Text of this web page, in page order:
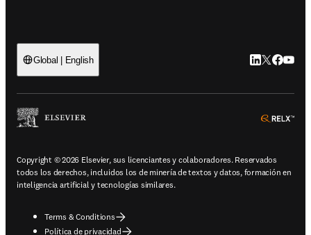
Global | English LinkedIn se
Twitter se
Copyright © 2026 Elsevier, sus licenciantes y colaboradores. Reservados
todos los derechos, incluidos los de minería de textos y datos, formación en
inteligencia artificial y tecnologías similares.
Terms & Conditions
Política de privacidad